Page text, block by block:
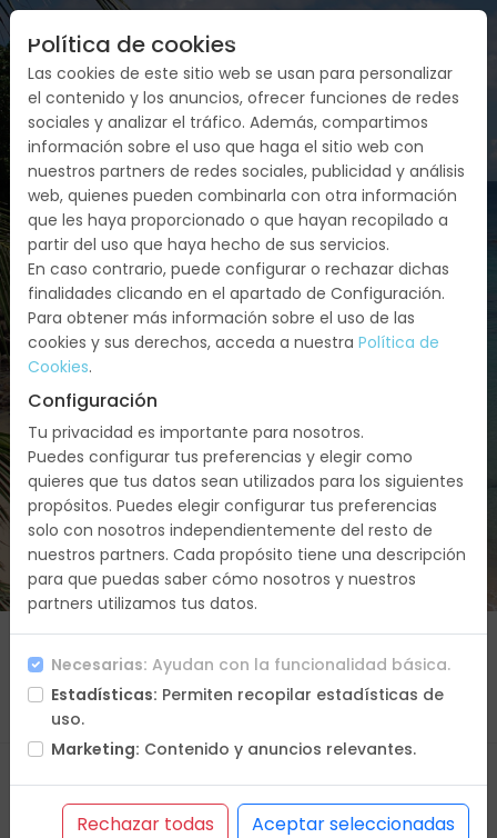
SEYCHELLES Y MAURICIO
Seychelles, Isla Mauricio: Mahe Island,
Mauricio
Duracion
11 días
Que vas a hacer Itinerario
Incluye
No incluye
Condiciones
Oferta en PDF
Solicitar viaje a medida
Que vas a hacer
Política de cookies
Las cookies de este sitio web se usan para personalizar
el contenido y los anuncios, ofrecer funciones de redes
sociales y analizar el tráfico. Además, compartimos
información sobre el uso que haga el sitio web con
nuestros partners de redes sociales, publicidad y análisis
web, quienes pueden combinarla con otra información
que les haya proporcionado o que hayan recopilado a
partir del uso que haya hecho de sus servicios.
En caso contrario, puede configurar o rechazar dichas
finalidades clicando en el apartado de Configuración.
Para obtener más información sobre el uso de las
cookies y sus derechos, acceda a nuestra Política de
Cookies.
Configuración
Tu privacidad es importante para nosotros.
Puedes configurar tus preferencias y elegir como
quieres que tus datos sean utilizados para los siguientes
propósitos. Puedes elegir configurar tus preferencias
solo con nosotros independientemente del resto de
nuestros partners. Cada propósito tiene una descripción
para que puedas saber cómo nosotros y nuestros
partners utilizamos tus datos.
Necesarias: Ayudan con la funcionalidad básica.
Estadísticas: Permiten recopilar estadísticas de
uso.
Marketing: Contenido y anuncios relevantes.
Rechazar todas
Aceptar seleccionadas